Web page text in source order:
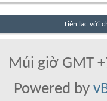
Liên lạc với
Múi giờ GMT
Powered by